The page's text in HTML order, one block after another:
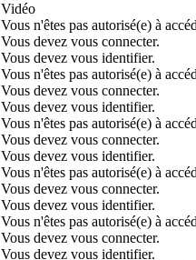
Vidéo
Vous n'êtes pas autorisé(e) à
Vous devez vous connecter.
Vous devez vous identifier.
Vous n'êtes pas autorisé(e) à
Vous devez vous connecter.
Vous devez vous identifier.
Vous n'êtes pas autorisé(e) à
Vous devez vous connecter.
Vous devez vous identifier.
Vous n'êtes pas autorisé(e) à
Vous devez vous connecter.
Vous devez vous identifier.
Vous n'êtes pas autorisé(e) à
Vous devez vous connecter.
Vous devez vous identifier.